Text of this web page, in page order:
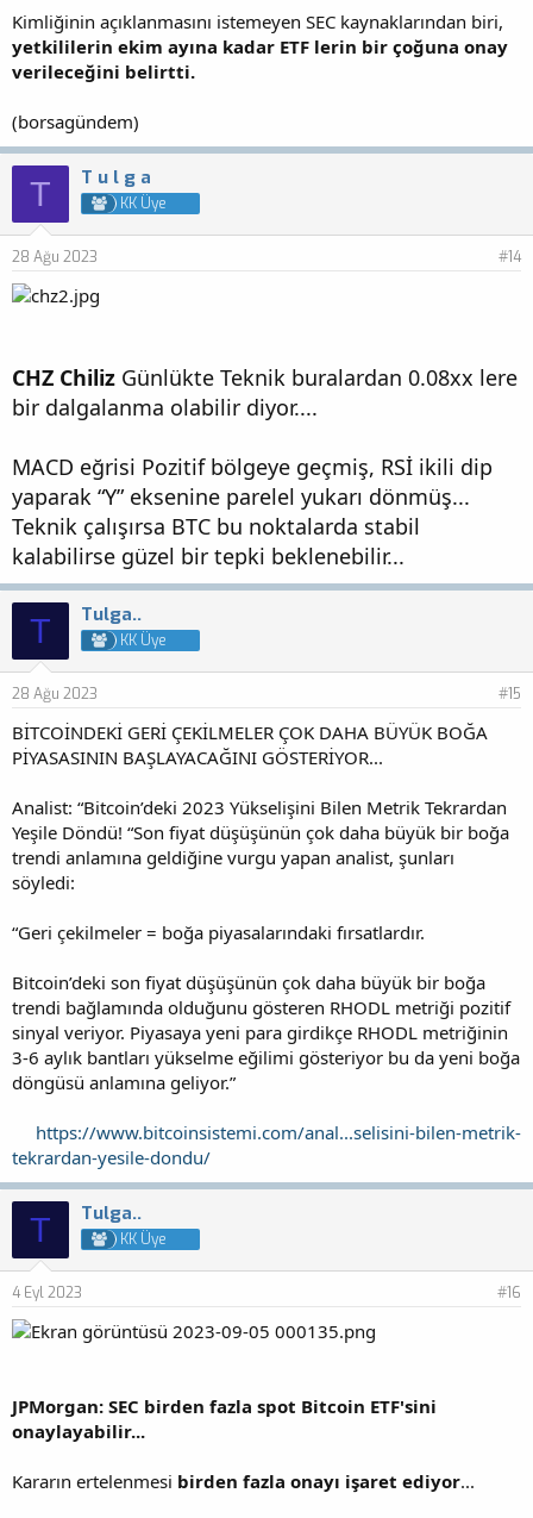
Kimliğinin açıklanmasını istemeyen SEC kaynaklarından biri,
yetkililerin ekim ayına kadar ETF lerin bir çoğuna onay
verileceğini belirtti.
(borsagündem)
T T u l g a
KK Üye
28 Ağu 2023 #14
CHZ Chiliz Günlükte Teknik buralardan 0.08xx lere
bir dalgalanma olabilir diyor....
MACD eğrisi Pozitif bölgeye geçmiş, RSİ ikili dip
yaparak “Y” eksenine parelel yukarı dönmüş...
Teknik çalışırsa BTC bu noktalarda stabil
kalabilirse güzel bir tepki beklenebilir...
T Tulga..
KK Üye
28 Ağu 2023 #15
BİTCOİNDEKİ GERİ ÇEKİLMELER ÇOK DAHA BÜYÜK BOĞA
PİYASASININ BAŞLAYACAĞINI GÖSTERİYOR...
Analist: “Bitcoin’deki 2023 Yükselişini Bilen Metrik Tekrardan
Yeşile Döndü! “Son fiyat düşüşünün çok daha büyük bir boğa
trendi anlamına geldiğine vurgu yapan analist, şunları
söyledi:
“Geri çekilmeler = boğa piyasalarındaki fırsatlardır.
Bitcoin’deki son fiyat düşüşünün çok daha büyük bir boğa
trendi bağlamında olduğunu gösteren RHODL metriği pozitif
sinyal veriyor. Piyasaya yeni para girdikçe RHODL metriğinin
3-6 aylık bantları yükselme eğilimi gösteriyor bu da yeni boğa
döngüsü anlamına geliyor.”
https://www.bitcoinsistemi.com/anal...selisini-bilen-metrik-
tekrardan-yesile-dondu/
T Tulga..
KK Üye
4 Eyl 2023 #16
JPMorgan: SEC birden fazla spot Bitcoin ETF'sini
onaylayabilir...
Kararın ertelenmesi birden fazla onayı işaret ediyor...